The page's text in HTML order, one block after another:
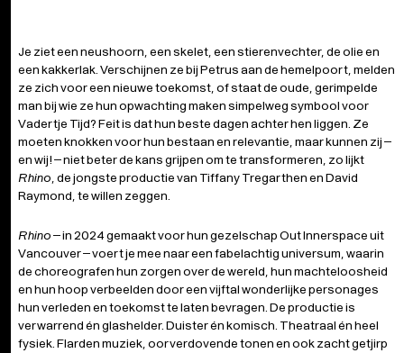
Je ziet een neushoorn, een skelet, een stierenvechter, de olie en
een kakkerlak. Verschijnen ze bij Petrus aan de hemelpoort, melden
ze zich voor een nieuwe toekomst, of staat de oude, gerimpelde
man bij wie ze hun opwachting maken simpelweg symbool voor
Vadertje Tijd? Feit is dat hun beste dagen achter hen liggen. Ze
moeten knokken voor hun bestaan en relevantie, maar kunnen zij –
en wij! – niet beter de kans grijpen om te transformeren, zo lijkt
Rhino, de jongste productie van Tiffany Tregarthen en David
Raymond, te willen zeggen.
Rhino– in 2024 gemaakt voor hun gezelschap Out Innerspace uit
Vancouver – voert je mee naar een fabelachtig universum, waarin
de choreografen hun zorgen over de wereld, hun machteloosheid
en hun hoop verbeelden door een vijftal wonderlijke personages
hun verleden en toekomst te laten bevragen. De productie is
verwarrend én glashelder. Duister én komisch. Theatraal én heel
fysiek. Flarden muziek, oorverdovende tonen en ook zacht getjirp